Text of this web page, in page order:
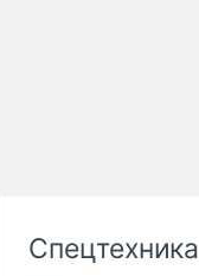
Спецтехника